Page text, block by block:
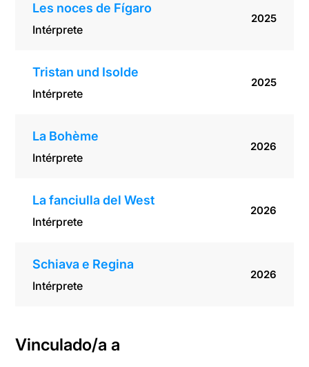
Les noces de Fígaro
Intérprete
2025
Tristan und Isolde
Intérprete
2025
La Bohème
Intérprete
2026
La fanciulla del West
Intérprete
2026
Schiava e Regina
Intérprete
2026
Vinculado/a a